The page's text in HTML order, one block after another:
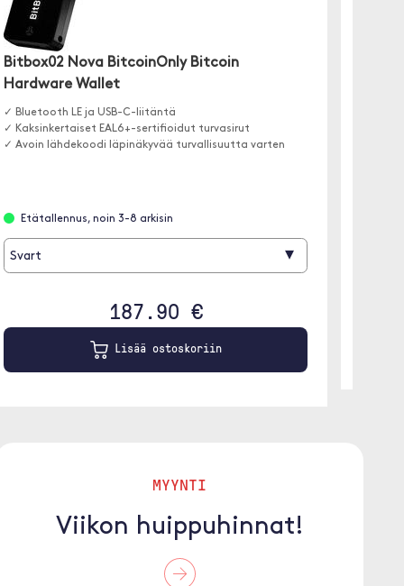
Bitbox02 Nova BitcoinOnly Bitcoin
Hardware Wallet
✓ Bluetooth LE ja USB-C-liitäntä
✓ Kaksinkertaiset EAL6+-sertifioidut turvasirut
✓ Avoin lähdekoodi läpinäkyvää turvallisuutta varten
Etätallennus, noin 3-8 arkisin
Svart ▾
187.90 €
Lisää ostoskoriin
MYYNTI
Viikon huippuhinnat!